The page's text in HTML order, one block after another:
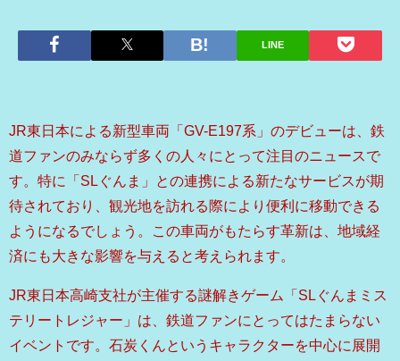
LINE
JR東日本による新型車両「GV-E197系」のデビューは、鉄
道ファンのみならず多くの人々にとって注目のニュースで
す。特に「SLぐんま」との連携による新たなサービスが期
待されており、観光地を訪れる際により便利に移動できる
ようになるでしょう。この車両がもたらす革新は、地域経
済にも大きな影響を与えると考えられます。
JR東日本高崎支社が主催する謎解きゲーム「SLぐんまミス
テリートレジャー」は、鉄道ファンにとってはたまらない
イベントです。石炭くんというキャラクターを中心に展開